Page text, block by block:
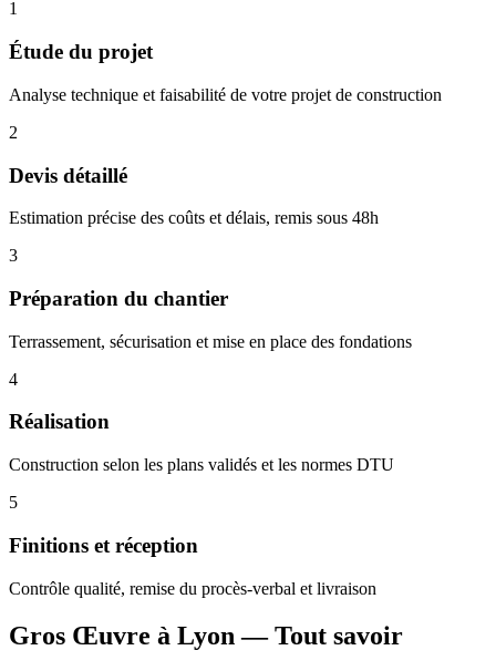
1
Étude du projet
Analyse technique et faisabilité de votre projet de construction
2
Devis détaillé
Estimation précise des coûts et délais, remis sous 48h
3
Préparation du chantier
Terrassement, sécurisation et mise en place des fondations
4
Réalisation
Construction selon les plans validés et les normes DTU
5
Finitions et réception
Contrôle qualité, remise du procès-verbal et livraison
Gros Œuvre à Lyon — Tout savoir